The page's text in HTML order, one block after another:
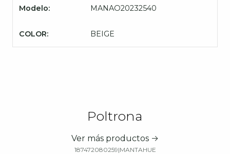
Modelo: MANAO20232540
COLOR: BEIGE
Poltrona
Ver más productos
187472080259|MANTAHUE